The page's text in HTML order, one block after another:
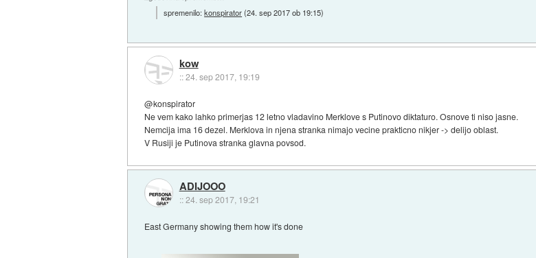
spremenilo:konspirator(24. sep 2017 ob 19:15)
kow
::24. sep 2017, 19:19
@konspirator
Ne vem kako lahko primerjas 12 letno vladavino Merklove s Putinovo diktaturo. Osnove ti niso jasne.
Nemcija ima 16 dezel. Merklova in njena stranka nimajo vecine prakticno nikjer -> delijo oblast.
V Rusiji je Putinova stranka glavna povsod.
ADIJOOO
::24. sep 2017, 19:21
East Germany showing them how it's done